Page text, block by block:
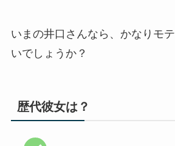
いまの井口さんなら、かなりモ
いでしょうか？
歴代彼女は？